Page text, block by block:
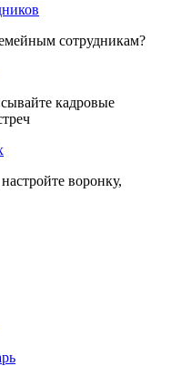
сотрудникам?
кадровые
воронку,